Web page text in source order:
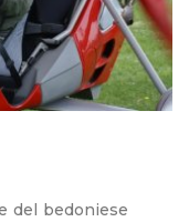
del bedoniese